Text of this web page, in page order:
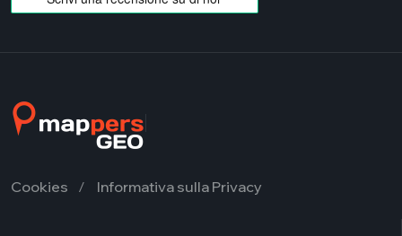
Cookies Informativa sulla Privacy